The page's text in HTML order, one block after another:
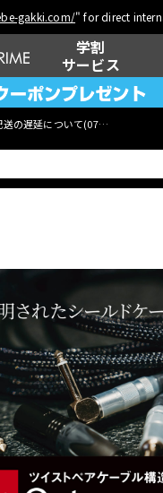
gakki.com/" for direct
学割
サービス
送の遅延について(07月29日
その他楽器
レコーディン
グ機器